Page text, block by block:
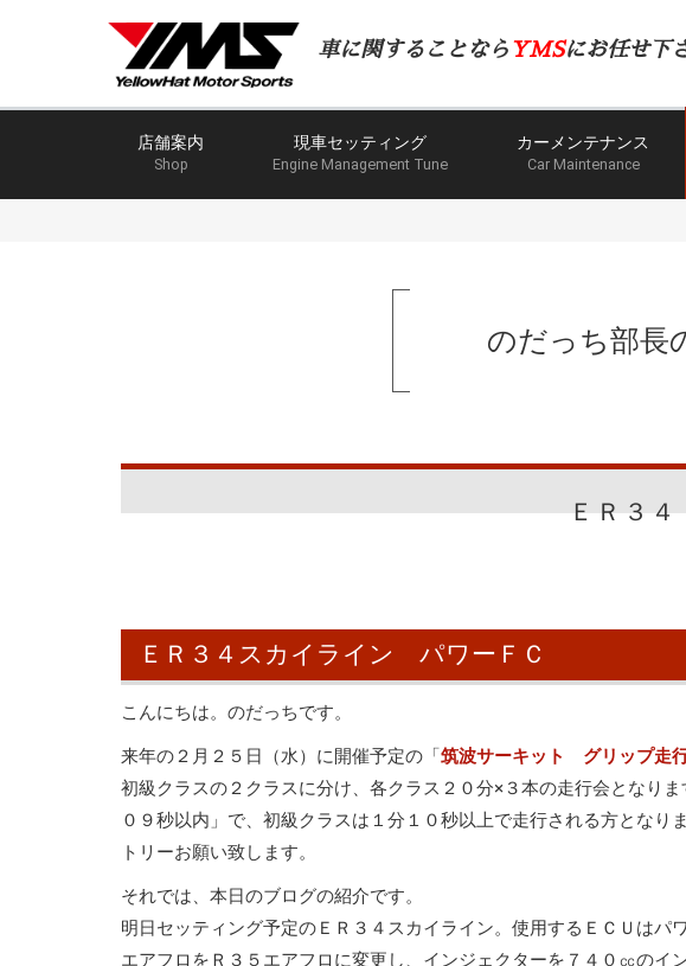
車に関することなら YMSにお任せ下
店舗案内
Shop
現車セッティング
Engine Management Tune
カーメンテナンス
Car Maintenance
のだっち部長
ＥＲ３４
ＥＲ３４スカイライン パワーＦＣ
こんにちは。のだっちです。
来年の２月２５日（水）に開催予定の「筑波サーキット グリップ走
初級クラスの２クラスに分け、各クラス２０分×３本の走行会となり
０９秒以内」で、初級クラスは１分１０秒以上で走行される方とな
トリーお願い致します。
それでは、本日のブログの紹介です。
明日セッティング予定のＥＲ３４スカイライン。使用するＥＣＵはパ
エアフロをＲ３５エアフロに変更し、インジェクターを７４０㏄の